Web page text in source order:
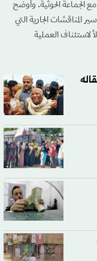
الجماعة الحوثية. وأوضح
المناقشات الجارية التي
لاستئناف العملية